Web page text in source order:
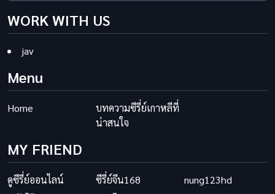
WORK WITH US
jav
Menu
Home
บทความซีรี่ย์เกาหลีที่
น่าสนใจ
MY FRIEND
ดูซีรี่ย์ออนไลน์ ซีรี่ย์จีน168
nung123hd